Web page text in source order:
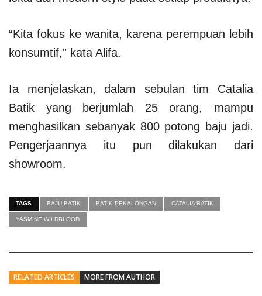
“Kita fokus ke wanita, karena perempuan lebih
konsumtif,” kata Alifa.
Ia menjelaskan, dalam sebulan tim Catalia
Batik yang berjumlah 25 orang, mampu
menghasilkan sebanyak 800 potong baju jadi.
Pengerjaannya itu pun dilakukan dari
showroom.
TAGS BAJU BATIK BATIK PEKALONGAN CATALIA BATIK
YASMINE WILDBLOOD
RELATED ARTICLES MORE FROM AUTHOR